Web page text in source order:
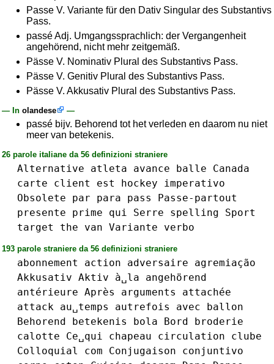
Passe V. Variante für den Dativ Singular des Substantivs
Pass.
passé Adj. Umgangssprachlich: der Vergangenheit
angehörend, nicht mehr zeitgemäß.
Pässe V. Nominativ Plural des Substantivs Pass.
Pässe V. Genitiv Plural des Substantivs Pass.
Pässe V. Akkusativ Plural des Substantivs Pass.
— In olandese —
passé bijv. Behorend tot het verleden en daarom nu niet
meer van betekenis.
26 parole italiane da 56 definizioni straniere
Alternative atleta avance balle
Canada
carte
client est hockey
imperativo
Obsolete
par para pass
Passe-partout
presente
prime qui Serre spelling
Sport
target
the van Variante verbo
193 parole straniere da 56 definizioni straniere
abonnement action adversaire
agremiação
Akkusativ Aktiv à␣la
angehörend
antérieure Après arguments
attachée
attack au␣temps autrefois avec
ballon
Behorend
betekenis bola Bord
broderie
calotte
Ce␣qui chapeau circulation
clube
Colloquial
com Conjugaison
conjuntivo